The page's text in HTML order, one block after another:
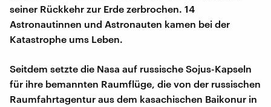
seiner Rückkehr zur Erde zerbrochen. 14
Astronautinnen und Astronauten kamen bei der
Katastrophe ums Leben.
Seitdem setzte die Nasa auf russische Sojus-Kapseln
für ihre bemannten Raumflüge, die von der russischen
Raumfahrtagentur aus dem kasachischen Baikonur in